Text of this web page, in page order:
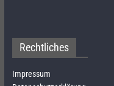
Rechtliches
Impressum